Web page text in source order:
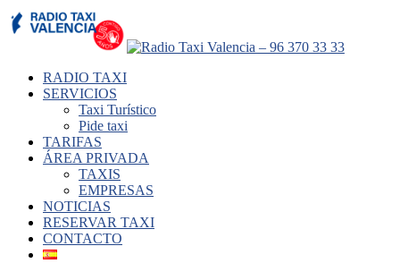
RADIO TAXI
SERVICIOS
Taxi Turístico
Pide taxi
TARIFAS
ÁREA PRIVADA
TAXIS
EMPRESAS
NOTICIAS
RESERVAR TAXI
CONTACTO